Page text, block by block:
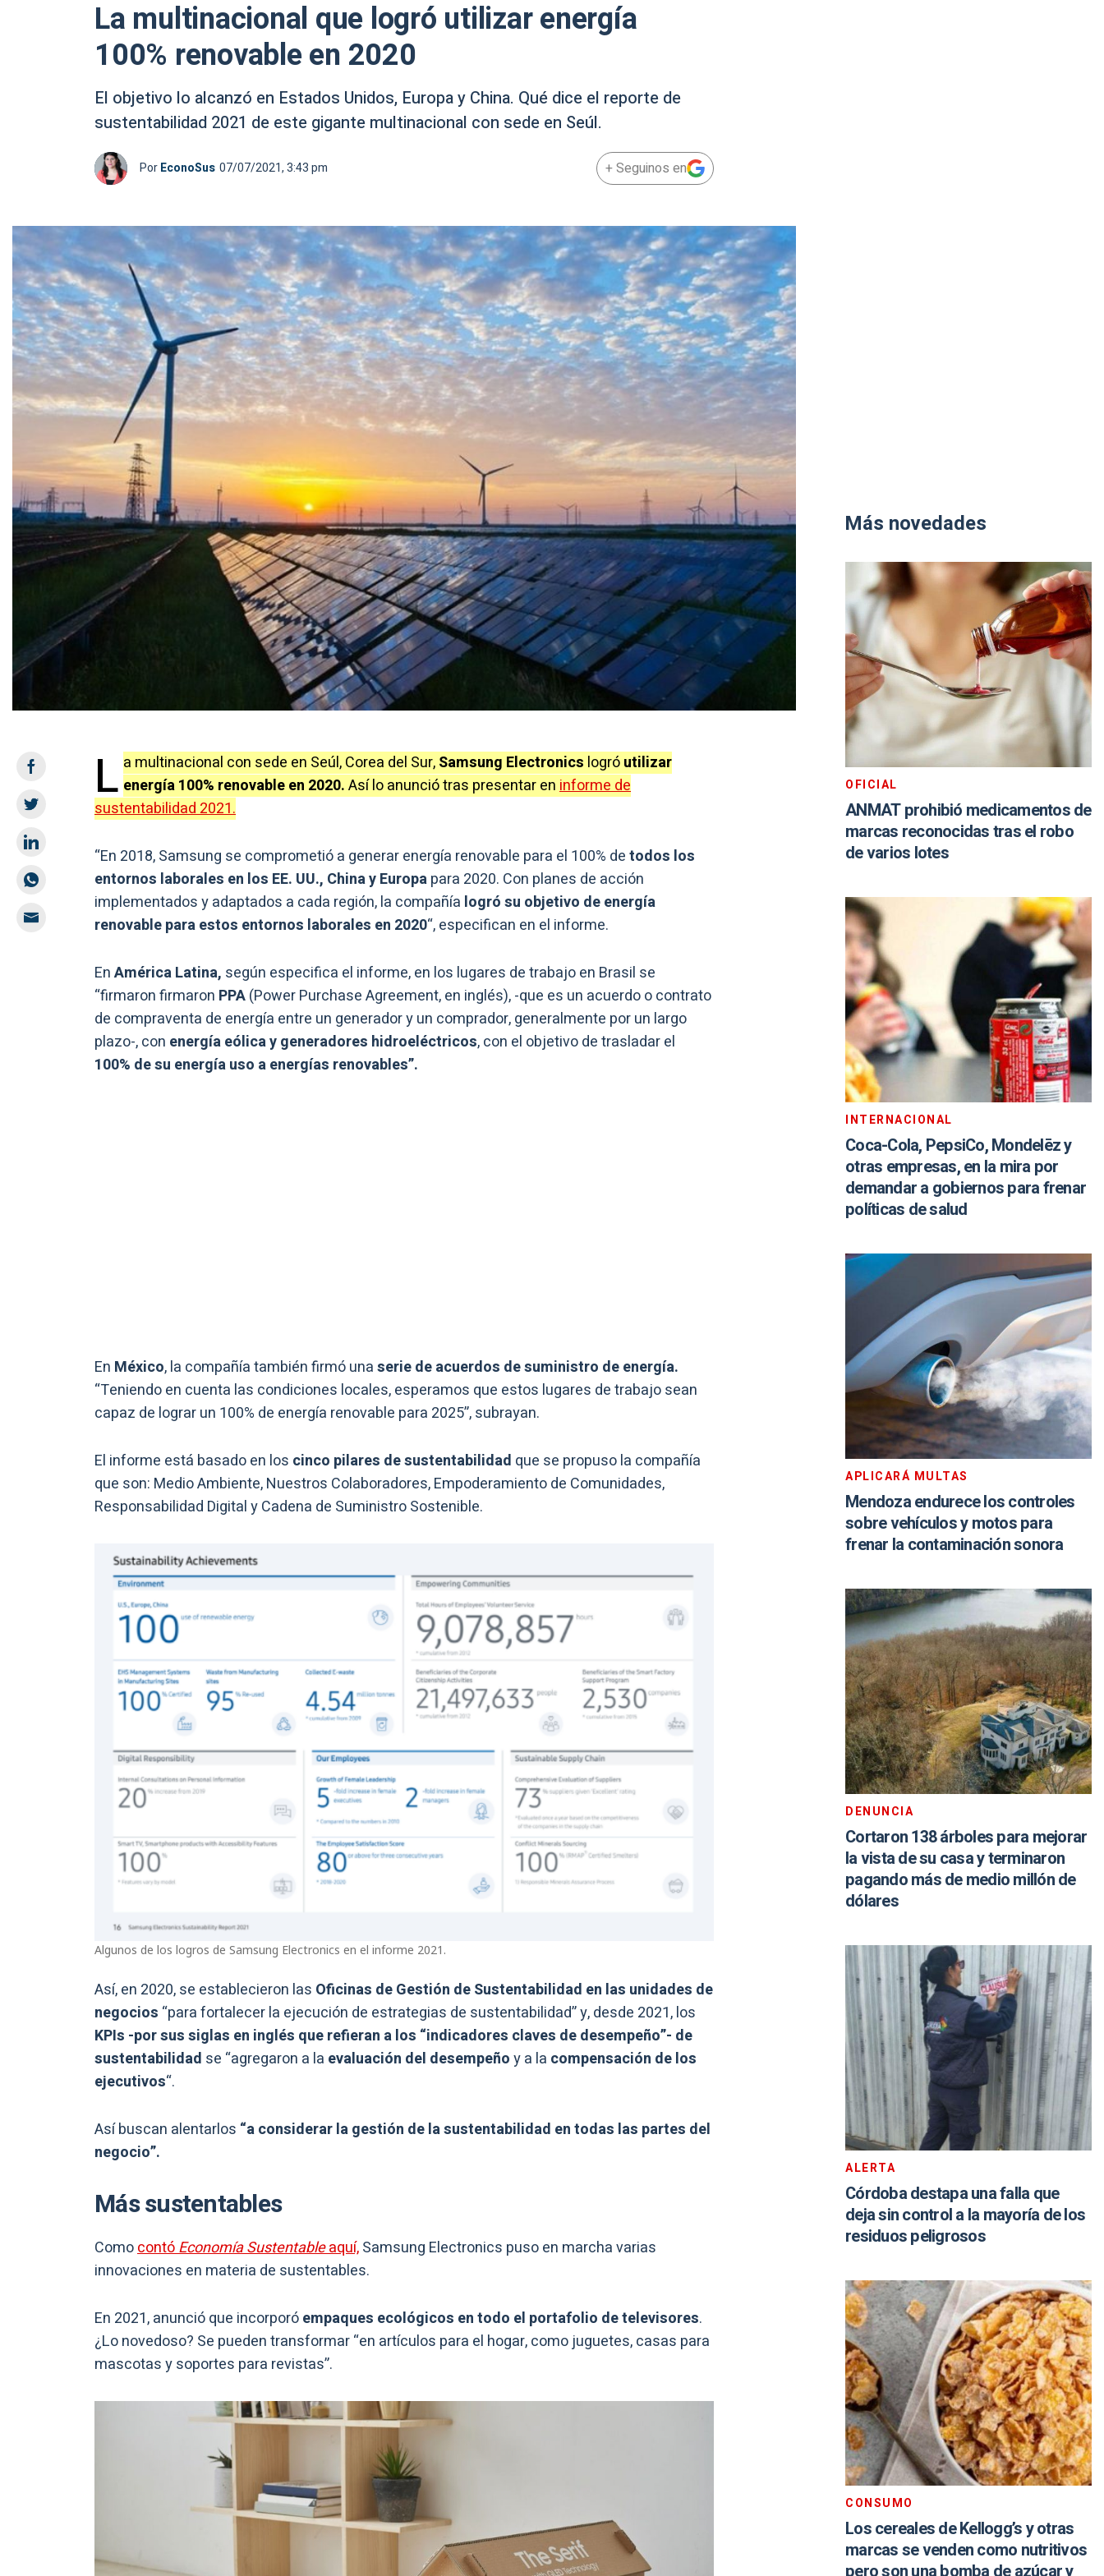
La multinacional que logró utilizar energía
100% renovable en 2020
El objetivo lo alcanzó en Estados Unidos, Europa y China. Qué dice el reporte de
sustentabilidad 2021 de este gigante multinacional con sede en Seúl.
PorEconoSus 07/07/2021, 3:43 pm + Seguinos en
L a multinacional con sede en Seúl, Corea del Sur,Samsung Electronics logróutilizar
energía 100% renovable en 2020.Así lo anunció tras presentar eninforme de
sustentabilidad 2021.
“En 2018, Samsung se comprometió a generar energía renovable para el 100% detodos los
entornos laborales en los EE. UU., China y Europapara 2020. Con planes de acción
implementados y adaptados a cada región, la compañía logró su objetivo de energía
renovable para estos entornos laborales en 2020“, especifican en el informe.
EnAmérica Latina, según especifica el informe, en los lugares de trabajo en Brasil se
“firmaron firmaron PPA(Power Purchase Agreement, en inglés), -que es un acuerdo o contrato
de compraventa de energía entre un generador y un comprador, generalmente por un largo
plazo-, con energía eólica y generadores hidroeléctricos, con el objetivo de trasladar el
100% de su energía uso a energías renovables”.
En México, la compañía también firmó unaserie de acuerdos de suministro de energía.
“Teniendo en cuenta las condiciones locales, esperamos que estos lugares de trabajo sean
capaz de lograr un 100% de energía renovable para 2025”, subrayan.
El informe está basado en los cinco pilares de sustentabilidad que se propuso la compañía
que son: Medio Ambiente, Nuestros Colaboradores, Empoderamiento de Comunidades,
Responsabilidad Digital y Cadena de Suministro Sostenible.
Algunos de los logros de Samsung Electronics en el informe 2021.
Así, en 2020, se establecieron las Oficinas de Gestión de Sustentabilidad en las unidades de
negocios “para fortalecer la ejecución de estrategias de sustentabilidad” y, desde 2021, los
KPIs -por sus siglas en inglés que refieran a los “indicadores claves de desempeño”- de
sustentabilidad se “agregaron a la evaluación del desempeñoy a la compensación de los
ejecutivos“.
Así buscan alentarlos “a considerar la gestión de la sustentabilidad en todas las partes del
negocio”.
Más sustentables
ComocontóEconomía Sustentableaquí,Samsung Electronics puso en marcha varias
innovaciones en materia de sustentables.
En 2021, anunció que incorporóempaques ecológicos en todo el portafolio de televisores.
¿Lo novedoso? Se pueden transformar “en artículos para el hogar, como juguetes, casas para
mascotas y soportes para revistas”.
Más novedades
OFICIAL
ANMAT prohibió medicamentos de
marcas reconocidas tras el robo
de varios lotes
INTERNACIONAL
Coca-Cola, PepsiCo, Mondelēz y
otras empresas, en la mira por
demandar a gobiernos para frenar
políticas de salud
APLICARÁ MULTAS
Mendoza endurece los controles
sobre vehículos y motos para
frenar la contaminación sonora
DENUNCIA
Cortaron 138 árboles para mejorar
la vista de su casa y terminaron
pagando más de medio millón de
dólares
ALERTA
Córdoba destapa una falla que
deja sin control a la mayoría de los
residuos peligrosos
CONSUMO
Los cereales de Kellogg’s y otras
marcas se venden como nutritivos